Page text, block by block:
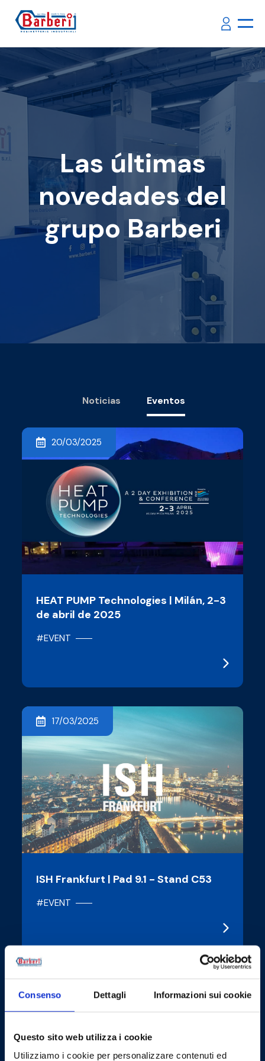
Consenso Dettagli Informazioni sui cookie
Questo sito web utilizza i cookie
Utilizziamo i cookie per personalizzare contenuti ed
Las últimas
novedades del
grupo Barberi
Noticias Eventos
20/03/2025
HEAT PUMP Technologies | Milán, 2-3
de abril de 2025
#EVENT
17/03/2025
ISH Frankfurt | Pad 9.1 - Stand C53
#EVENT